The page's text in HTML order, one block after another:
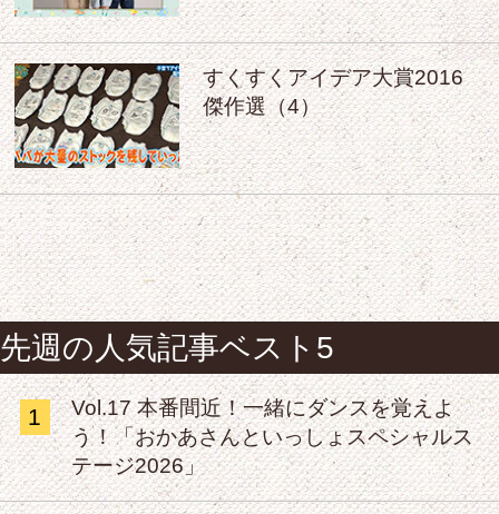
すくすくアイデア大賞2016
傑作選（4）
先週の人気記事ベスト5
1
Vol.17 本番間近！一緒にダンスを覚えよ
う！「おかあさんといっしょスペシャルス
テージ2026」